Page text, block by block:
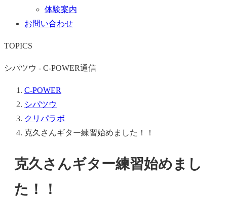
体験案内
お問い合わせ
TOPICS
シパツウ - C-POWER通信
C-POWER
シパツウ
クリパラボ
克久さんギター練習始めました！！
克久さんギター練習始めまし
た！！